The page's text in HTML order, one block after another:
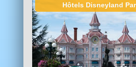
Hôtels Disneyland